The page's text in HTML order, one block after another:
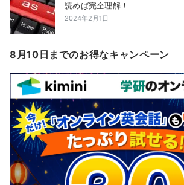
読めば完全理解！
2024年2月1日
8月10日までのお得なキャンペーン